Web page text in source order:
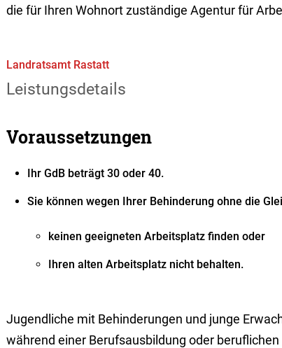
die für Ihren Wohnort zuständige Agentur für
Landratsamt Rastatt
Leistungsdetails
Voraussetzungen
Ihr GdB beträgt 30 oder 40.
Sie können wegen Ihrer Behinderung ohne die
keinen geeigneten Arbeitsplatz finden oder
Ihren alten Arbeitsplatz nicht behalten.
Jugendliche mit Behinderungen und junge
während einer Berufsausbildung oder